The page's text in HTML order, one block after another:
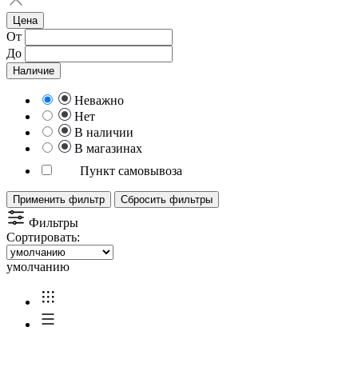
Цена
От
До
Наличие
Неважно
Нет
В наличии
В магазинах
Пункт самовывоза
Применить фильтр Сбросить фильтры
Фильтры
Сортировать:
умолчанию